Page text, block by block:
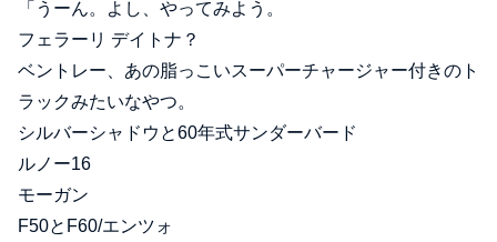
「うーん。よし、やってみよう。
フェラーリ デイトナ？
ベントレー、あの脂っこいスーパーチャージャー付きのト
ラックみたいなやつ。
シルバーシャドウと60年式サンダーバード
ルノー16
モーガン
F50とF60/エンツォ